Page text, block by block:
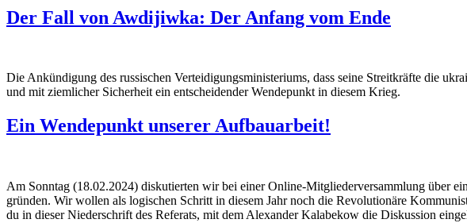
Der Fall von Awdijiwka: Der Anfang vom Ende
Die Ankündigung des russischen Verteidigungsministeriums, dass seine Streitkräfte die
und mit ziemlicher Sicherheit ein entscheidender Wendepunkt in diesem Krieg.
Ein Wendepunkt unserer Aufbauarbeit!
Am Sonntag (18.02.2024) diskutierten wir bei einer Online-Mitgliederversammlung über
gründen. Wir wollen als logischen Schritt in diesem Jahr noch die Revolutionäre
du in dieser Niederschrift des Referats, mit dem Alexander Kalabekow die Diskussion